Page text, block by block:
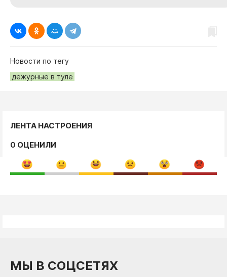
Новости по тегу
дежурные в туле
ЛЕНТА НАСТРОЕНИЯ
0 ОЦЕНИЛИ
МЫ В СОЦСЕТЯХ